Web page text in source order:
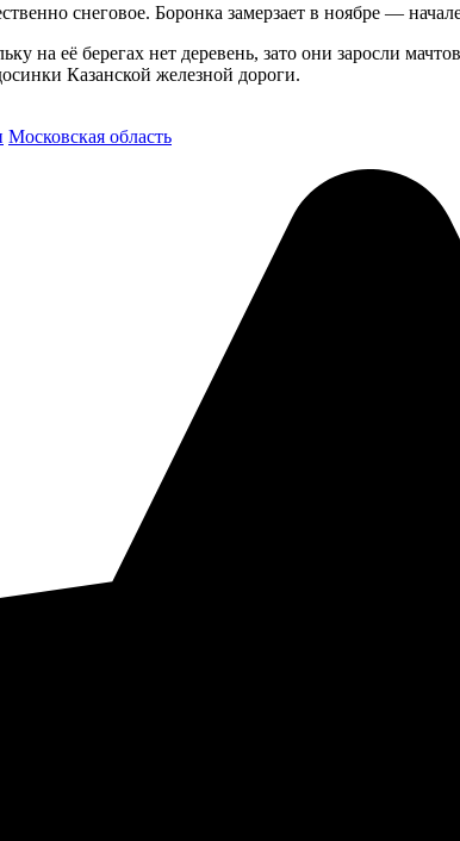
снеговое. Боронка замерзает в ноябре —
на её берегах нет деревень, зато они заросли
Казанской железной дороги.
Московская область